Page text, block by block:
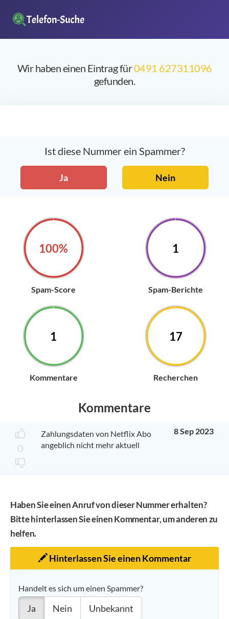
Wir haben einen Eintrag für0491 627311096
gefunden.
Ist diese Nummer ein Spammer?
Ja Nein
100%
Spam-Score
1
Spam-Berichte
1
Kommentare
17
Recherchen
Kommentare
0
8 Sep 2023
Zahlungsdaten von Netflix Abo
angeblich nicht mehr aktuell
Haben Sie einen Anruf von dieser Nummer erhalten?
Bitte hinterlassen Sie einen Kommentar, um anderen zu
helfen.
Hinterlassen Sie einen Kommentar
Handelt es sich um einen Spammer?
Ja Nein Unbekannt